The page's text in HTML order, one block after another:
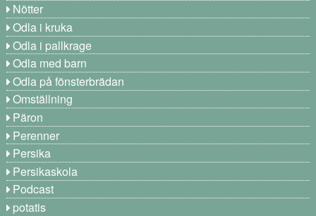
Nötter
Odla i kruka
Odla i pallkrage
Odla med barn
Odla på fönsterbrädan
Omställning
Päron
Perenner
Persika
Persikaskola
Podcast
potatis